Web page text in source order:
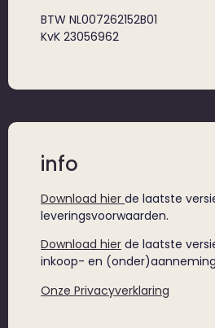
BTW NL007262152B01
KvK 23056962
info
Download hier de laatste
leveringsvoorwaarden.
Download hier de laatste
inkoop- en
Onze Privacyverklaring